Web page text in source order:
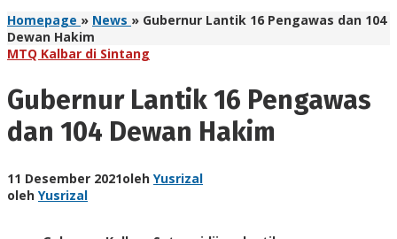
Homepage » News » Gubernur Lantik 16 Pengawas dan 104
Dewan Hakim
MTQ Kalbar di Sintang
Gubernur Lantik 16 Pengawas
dan 104 Dewan Hakim
11 Desember 2021oleh Yusrizal
oleh Yusrizal